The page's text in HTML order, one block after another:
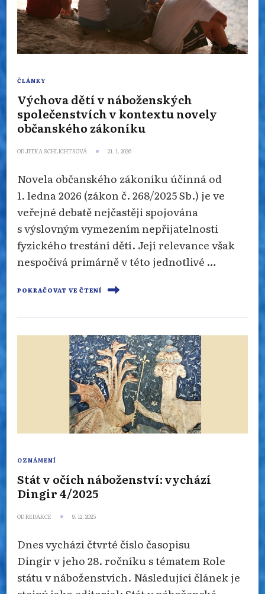
ČLÁNKY
Výchova dětí v náboženských
společenstvích v kontextu novely
občanského zákoníku
ODJITKA SCHLICHTSOVÁ 21. 1. 2026
Novela občanského zákoníku účinná od
1. ledna 2026 (zákon č. 268/2025 Sb.) je ve
veřejné debatě nejčastěji spojována
s výslovným vymezením nepřijatelnosti
fyzického trestání dětí. Její relevance však
nespočívá primárně v této jednotlivé …
POKRAČOVAT VE ČTENÍ
OZNÁMENÍ
Stát v očích náboženství: vychází
Dingir 4/2025
ODREDAKCE 9. 12. 2025
Dnes vychází čtvrté číslo časopisu
Dingir v jeho 28. ročníku s tématem Role
státu v náboženstvích. Následující článek je